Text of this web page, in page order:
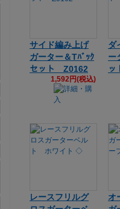
サイド編み上げ
ガーター＆Tﾊﾞｯｸ
セット Z0162
1,592円(税込)
ダ
ー
レースフリルグ
オ